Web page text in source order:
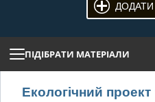
ПІДІБРАТИ МАТЕРІАЛИ
Екологічний